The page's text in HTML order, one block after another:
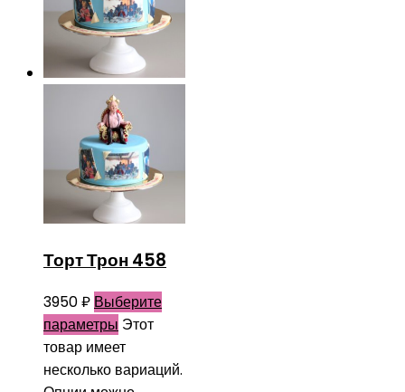
Торт Трон 458
3950₽ Выберите
параметры Этот
товар имеет
несколько вариаций.